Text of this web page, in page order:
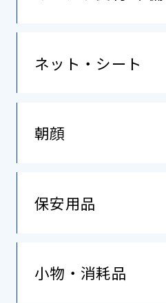
ネット・シート
朝顔
保安⽤品
小物・消耗品